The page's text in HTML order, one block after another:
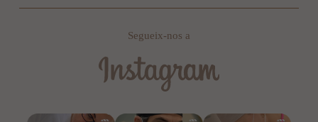
Segueix-nos a